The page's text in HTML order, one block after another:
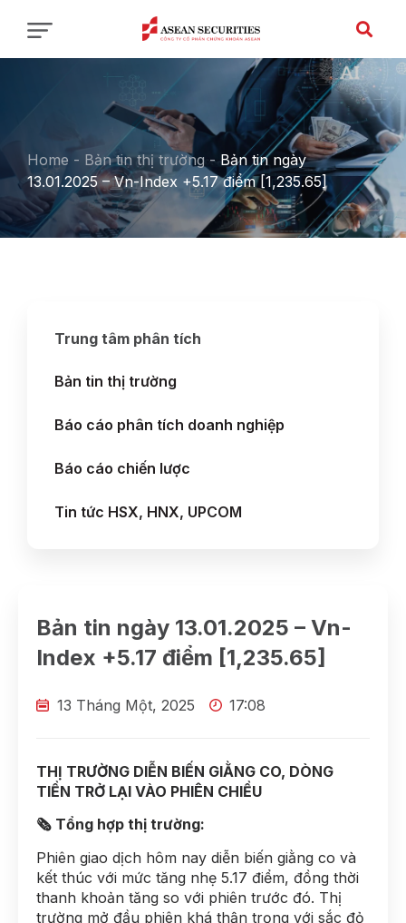
Home - Bản tin thị trường -Bản tin ngày
13.01.2025 – Vn-Index +5.17 điểm [1,235.65]
Trung tâm phân tích
Bản tin thị trường
Báo cáo phân tích doanh nghiệp
Báo cáo chiến lược
Tin tức HSX, HNX, UPCOM
Bản tin ngày 13.01.2025 – Vn-
Index +5.17 điểm [1,235.65]
13 Tháng Một, 2025 17:08
THỊ TRƯỜNG DIỄN BIẾN GIẰNG CO, DÒNG
TIỀN TRỞ LẠI VÀO PHIÊN CHIỀU
🗞 Tổng hợp thị trường:
Phiên giao dịch hôm nay diễn biến giằng co và
kết thúc với mức tăng nhẹ 5.17 điểm, đồng thời
thanh khoản tăng so với phiên trước đó. Thị
trường mở đầu phiên khá thận trọng với sắc đỏ